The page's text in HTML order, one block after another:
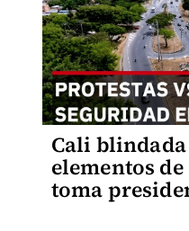
Cali
elementos
toma